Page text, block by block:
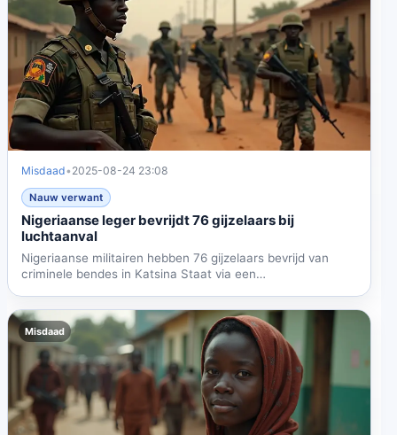
Misdaad• 2025-08-24 23:08
Nauw verwant
Nigeriaanse leger bevrijdt 76 gijzelaars bij
luchtaanval
Nigeriaanse militairen hebben 76 gijzelaars bevrijd van
criminele bendes in Katsina Staat via een
Misdaad